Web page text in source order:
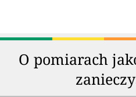
O pomiarach